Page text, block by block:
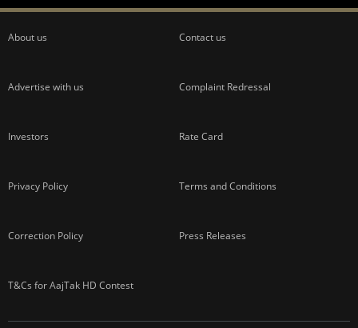
About us Contact us
Advertise with us Complaint Redressal
Investors Rate Card
Privacy Policy Terms and Conditions
Correction Policy Press Releases
T&Cs for AajTak HD Contest